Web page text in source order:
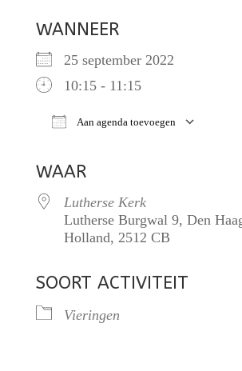
WANNEER
25 september 2022
10:15 - 11:15
Aan agenda toevoegen
WAAR
Lutherse Kerk
Lutherse Burgwal 9, Den
Holland, 2512 CB
SOORT ACTIVITEIT
Vieringen